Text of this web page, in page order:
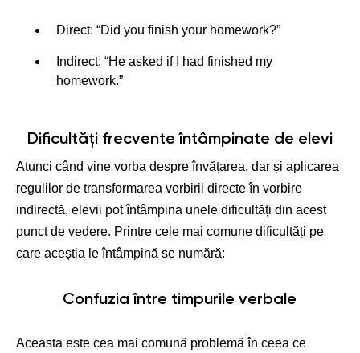
Direct: “Did you finish your homework?”
Indirect: “He asked if I had finished my
homework.”
Dificultăți frecvente întâmpinate de elevi
Atunci când vine vorba despre învățarea, dar și aplicarea
regulilor de transformarea vorbirii directe în vorbire
indirectă, elevii pot întâmpina unele dificultăți din acest
punct de vedere. Printre cele mai comune dificultăți pe
care aceștia le întâmpină se numără:
Confuzia între timpurile verbale
Aceasta este cea mai comună problemă în ceea ce